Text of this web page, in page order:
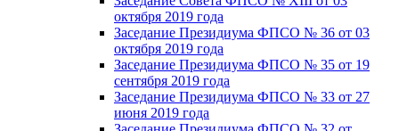
октября 2019 года
Заседание Президиума ФПСО № 36 от 03
октября 2019 года
Заседание Президиума ФПСО № 35 от 19
сентября 2019 года
Заседание Президиума ФПСО № 33 от 27
июня 2019 года